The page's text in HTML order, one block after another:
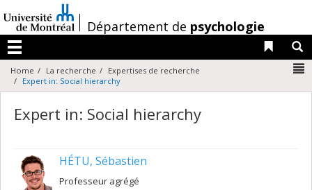
au
contenu
/Département de psychologie
Menu
Liens
Home La recherche
Expertises de recherche
Expert in: Social hierarchy
Expert in: Social hierarchy
HÉTU, Sébastien
Professeur agrégé